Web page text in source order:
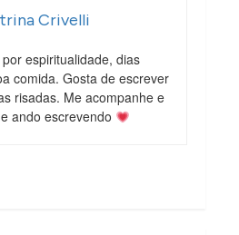
Crivelli
espiritualidade, dias
comida. Gosta de escrever
risadas. Me acompanhe e
ando escrevendo